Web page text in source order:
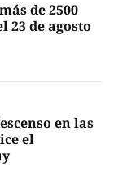
de 2500
23 de agosto
en las
el